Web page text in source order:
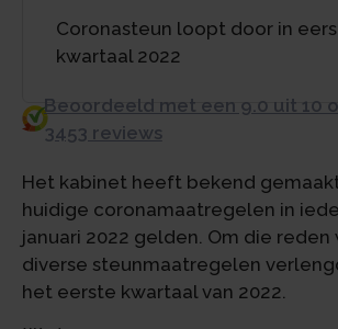
Coronasteun loopt door in
kwartaal 2022
Beoordeeld met een 9.0 uit 10
3453 reviews
Het kabinet heeft bekend
huidige coronamaatregelen in
januari 2022 gelden. Om die reden
diverse steunmaatregelen
het eerste kwartaal van 2022.